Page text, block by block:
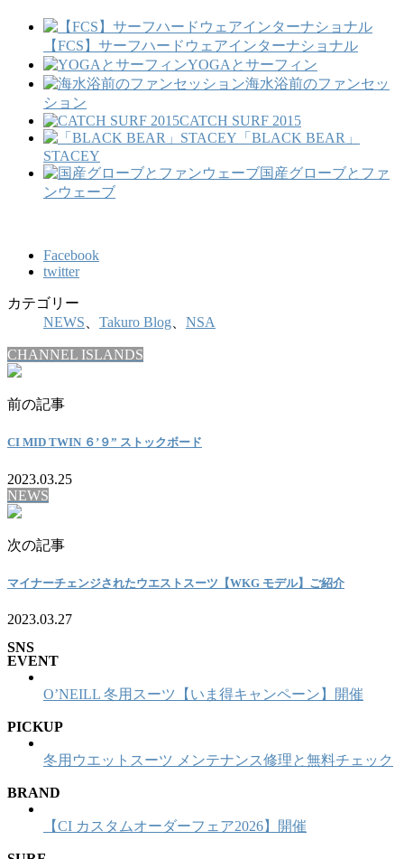
【FCS】サーフハードウェアインターナショナル
YOGAとサーフィン
海水浴前のファンセッ
ション
CATCH SURF 2015
「BLACK BEAR」
STACEY
国産グローブとファ
ンウェーブ
Facebook
twitter
カテゴリー
NEWS
Takuro Blog NSA
CHANNEL ISLANDS
前の記事
CI MID TWIN ６’９” ストックボード
2023.03.25
NEWS
次の記事
マイナーチェンジされたウエストスーツ【WKG モデル】ご紹介
2023.03.27
SNS
EVENT
O’NEILL 冬用スーツ【いま得キャンペーン】開催
PICKUP
冬用ウエットスーツ メンテナンス修理と無料チェック
BRAND
【CI カスタムオーダーフェア2026】開催